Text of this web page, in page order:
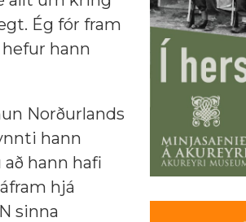
Ég fór fram
hann
Norðurlands
hann
hann hafi
hjá
sinna